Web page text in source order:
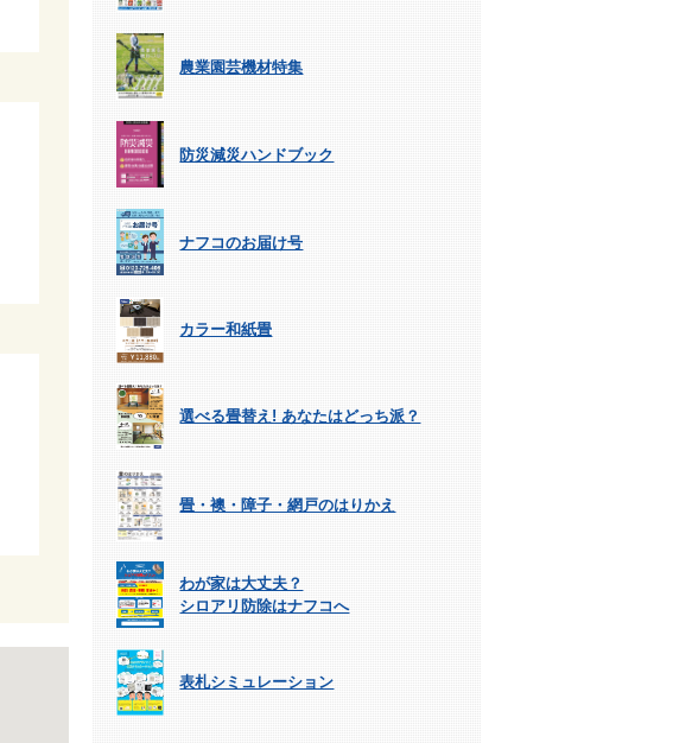
農業園芸機材特集
防災減災ハンドブック
ナフコのお届け号
カラー和紙畳
選べる畳替え! あなたはどっち派？
畳・襖・障子・網戸のはりかえ
わが家は大丈夫？
シロアリ防除はナフコへ
表札シミュレーション